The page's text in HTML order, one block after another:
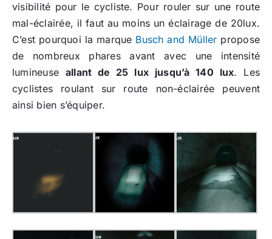
visibilité pour le cycliste. Pour rouler sur une route
mal-éclairée, il faut au moins un éclairage de 20lux.
C’est pourquoi la marque Busch and Müller propose
de nombreux phares avant avec une intensité
lumineuse allant de 25 lux jusqu’à 140 lux. Les
cyclistes roulant sur route non-éclairée peuvent
ainsi bien s’équiper.